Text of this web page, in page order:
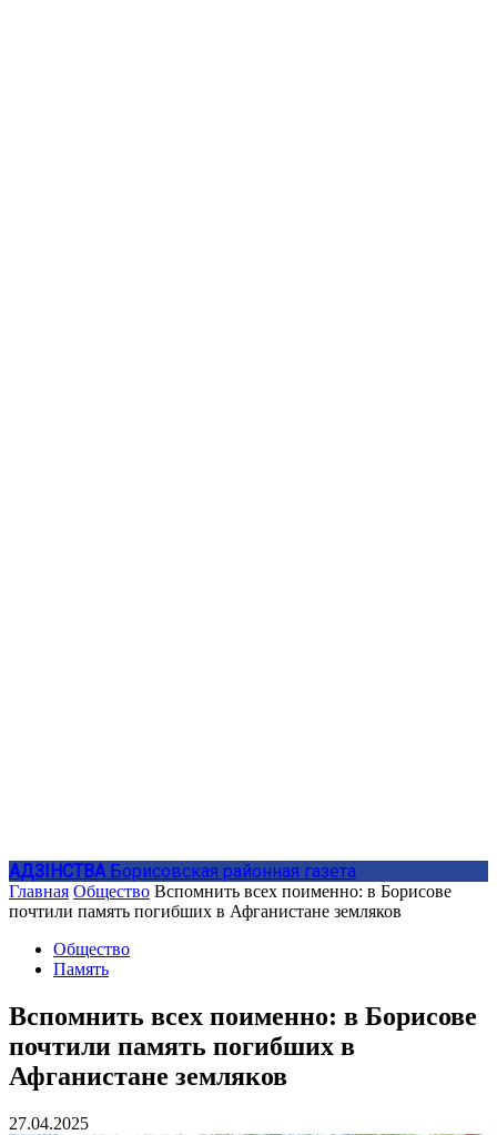
АДЗIНСТВА Борисовская районная газета
Главная Общество Вспомнить всех поименно: в Борисове
почтили память погибших в Афганистане земляков
Общество
Память
Вспомнить всех поименно: в Борисове
почтили память погибших в
Афганистане земляков
27.04.2025